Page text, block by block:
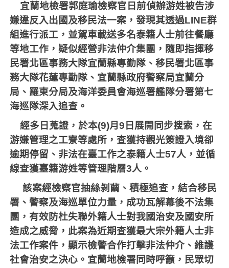
宜蘭地檢署郭庭瑜檢察官日前偵辦游姓被告涉
嫌違反入出國及移民法一案，發現其透過LINE群
組進行派工，並駕車載送多名泰籍人士前往餐廳
等地工作，疑似經營非法仲介集團，隨即指揮移
民署北區事務大隊宜蘭縣專勤隊、移民署北區事
務大隊花蓮專勤隊、宜蘭縣政府警察局宜蘭分
局、羅東分局及海洋委員會海巡署艦隊分署第七
海巡隊深入追查。
經多日蒐證，於本(9)月9 日展開同步搜索，在
游嫌管理之工寮等處所，查獲持觀光簽證入境卻
逾期停留、非法在臺工作之泰籍人士57人，並循
線查獲臺籍游姓等管理階層3人。
該案經檢察官抽絲剝繭、積極追查，結合移民
署、警察及海巡單位力量，成功瓦解幕後不法集
團，有效防杜失聯外籍人士對我國治安及國安所
造成之威脅，此案為近期查獲最大宗外籍人士非
法工作案件，顯示檢警合作打擊非法仲介、維護
社會治安之決心。宜蘭地檢署同時呼籲，民眾切